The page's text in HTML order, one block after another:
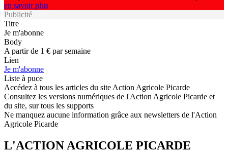
en savoir plus
Publicité
Titre
Je m'abonne
Body
A partir de 1 € par semaine
Lien
Je m'abonne
Liste à puce
Accédez à tous les articles du site Action Agricole Picarde
Consultez les versions numériques de l'Action Agricole Picarde et
du site, sur tous les supports
Ne manquez aucune information grâce aux newsletters de l'Action
Agricole Picarde
L'ACTION AGRICOLE PICARDE